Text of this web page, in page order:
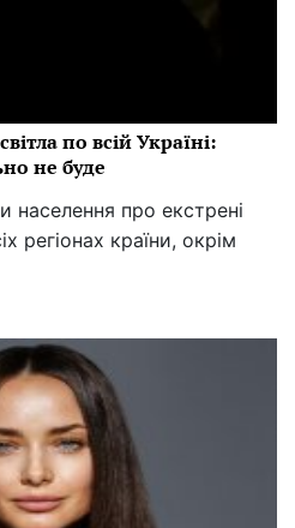
по всій Україні:
не буде
населення про екстрені
регіонах країни, окрім